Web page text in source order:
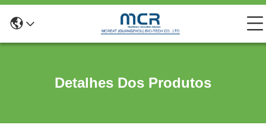
Detalhes Dos Produtos